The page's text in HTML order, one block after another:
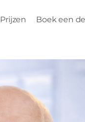
Prijzen Boek een